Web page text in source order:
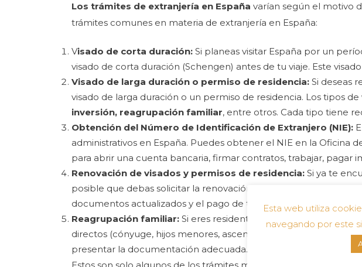
Los trámites de extranjería en España varían según el motivo
trámites comunes en materia de extranjería en España:
Visado de corta duración: Si planeas visitar España por un
visado de corta duración (Schengen) antes de tu viaje. Este
Visado de larga duración o permiso de residencia: Si deseas
visado de larga duración o un permiso de residencia. Los tipos
inversión, reagrupación familiar, entre otros. Cada tipo tiene
Obtención del Número de Identificación de Extranjero (NIE):
administrativos en España. Puedes obtener el NIE en la Oficina
para abrir una cuenta bancaria, firmar contratos, trabajar, pagar
Renovación de visados y permisos de residencia: Si ya te
posible que debas solicitar la renovación. La renovación debe
documentos actualizados y el pago de tasas correspondientes.
Reagrupación familiar: Si eres residente legal en España, es
directos (cónyuge, hijos menores, ascendientes dependientes)
presentar la documentación adecuada.
Esta web utiliza
navegando por este